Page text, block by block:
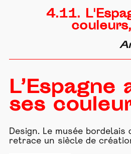
L’Espagne
ses
Design. Le musée
retrace un siècle de
4.11.